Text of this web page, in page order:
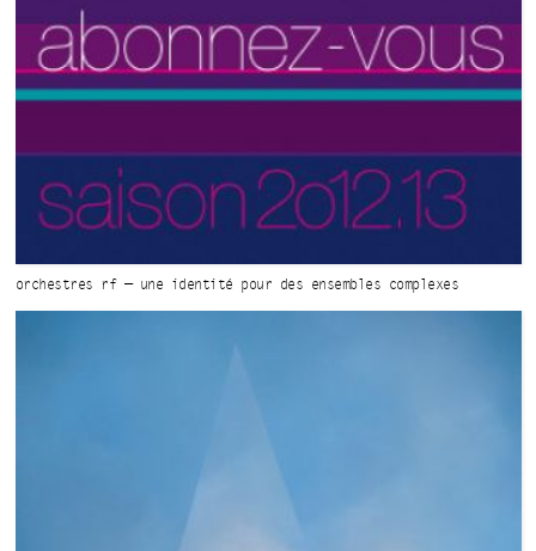
orchestres rf — une identité pour des ensembles complexes